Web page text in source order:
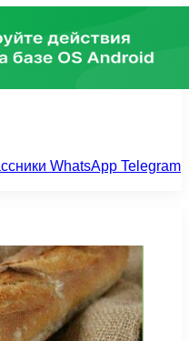
WhatsApp Telegram